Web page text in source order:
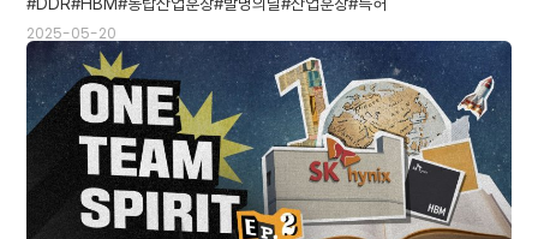
2025-05-20